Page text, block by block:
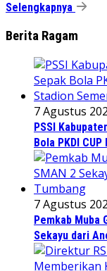
Selengkapnya
Berita Ragam
7 Agustus
PSSI
Bola PKDI
7 Agustus
Pemkab Muba
Sekayu dari